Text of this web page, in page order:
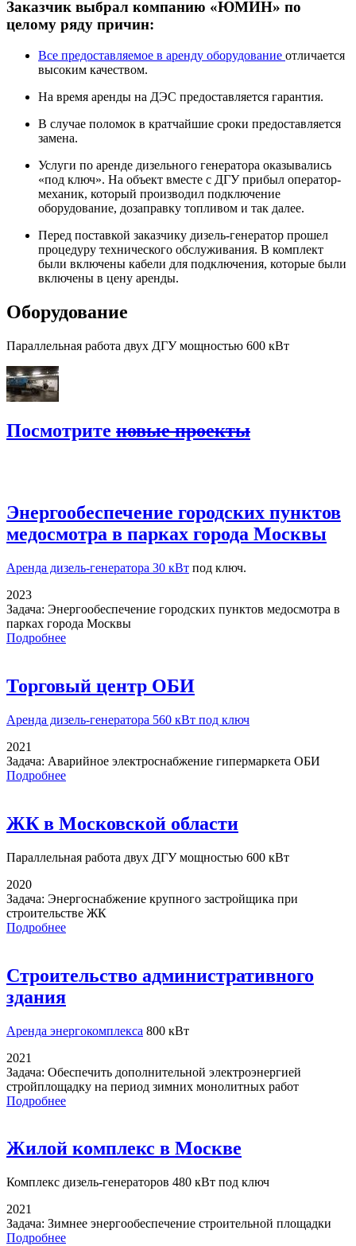
Заказчик выбрал компанию «ЮМИН» по
целому ряду причин:
Все предоставляемое в аренду оборудование отличается
высоким качеством.
На время аренды на ДЭС предоставляется гарантия.
В случае поломок в кратчайшие сроки предоставляется
замена.
Услуги по аренде дизельного генератора оказывались
«под ключ». На объект вместе с ДГУ прибыл оператор-
механик, который производил подключение
оборудование, дозаправку топливом и так далее.
Перед поставкой заказчику дизель-генератор прошел
процедуру технического обслуживания. В комплект
были включены кабели для подключения, которые были
включены в цену аренды.
Оборудование
Параллельная работа двух ДГУ мощностью 600 кВт
Посмотрите новые проекты
Энергообеспечение городских пунктов
медосмотра в парках города Москвы
Аренда дизель-генератора 30 кВт под ключ.
2023
Задача: Энергообеспечение городских пунктов медосмотра в
парках города Москвы
Подробнее
Торговый центр ОБИ
Аренда дизель-генератора 560 кВт под ключ
2021
Задача: Аварийное электроснабжение гипермаркета ОБИ
Подробнее
ЖК в Московской области
Параллельная работа двух ДГУ мощностью 600 кВт
2020
Задача: Энергоснабжение крупного застройщика при
строительстве ЖК
Подробнее
Строительство административного
здания
Аренда энергокомплекса 800 кВт
2021
Задача: Обеспечить дополнительной электроэнергией
стройплощадку на период зимних монолитных работ
Подробнее
Жилой комплекс в Москве
Комплекс дизель-генераторов 480 кВт под ключ
2021
Задача: Зимнее энергообеспечение строительной площадки
Подробнее